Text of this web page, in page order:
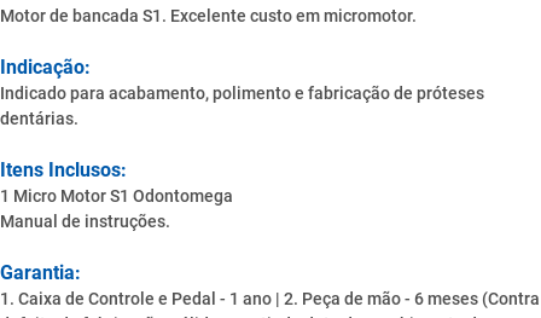
Motor de bancada S1. Excelente custo em micromotor.
Indicação:
Indicado para acabamento, polimento e fabricação de próteses
dentárias.
Itens Inclusos:
1 Micro Motor S1 Odontomega
Manual de instruções.
Garantia:
1. Caixa de Controle e Pedal - 1 ano | 2. Peça de mão - 6 meses (Contra